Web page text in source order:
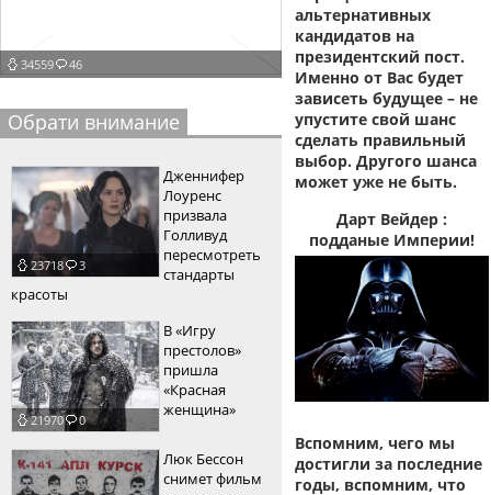
пїЅпїЅпїЅпїЅпїЅпїЅпїЅпїЅпїЅпїЅпїЅ
пїЅпїЅпїЅ
пїЅпїЅпїЅпїЅпїЅпїЅпїЅпїЅпїЅ
пїЅпїЅпїЅ пїЅпїЅпїЅпїЅпїЅ
пїЅпїЅпїЅ пїЅпїЅпїЅпїЅпїЅпїЅ
пїЅпїЅпїЅпїЅпїЅ
пїЅпїЅпїЅпїЅпїЅпїЅпїЅпїЅпїЅпїЅ
34559 46
Обрати внимание
23718 3
Дженнифер
Лоуренс
призвала
Голливуд
пересмотреть
стандарты
красоты
21970 0
В «Игру
престолов»
пришла
«Красная
женщина»
Люк Бессон
снимет фильм
альтернативных
кандидатов на
президентский пост.
Именно от Вас будет
зависеть будущее – не
упустите свой шанс
сделать правильный
выбор. Другого шанса
может уже не быть.
Дарт Вейдер :
подданые Империи!
Вспомним, чего мы
достигли за последние
годы, вспомним, что